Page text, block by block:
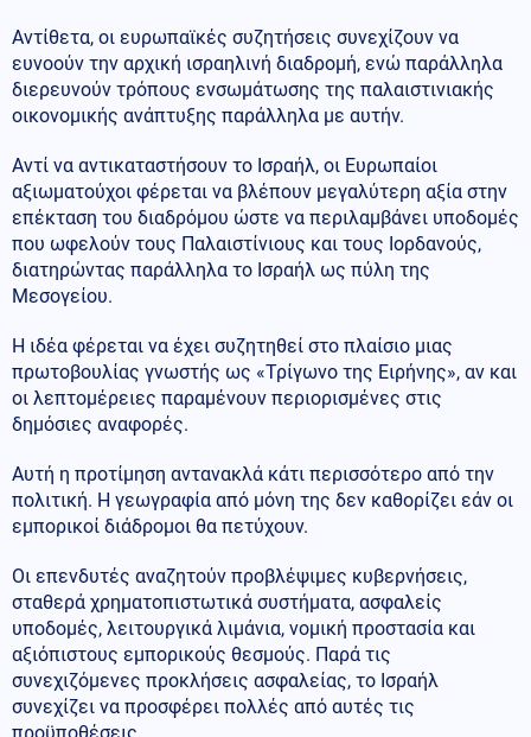
Αντίθετα, οι ευρωπαϊκές συζητήσεις συνεχίζουν να
ευνοούν την αρχική ισραηλινή διαδρομή, ενώ παράλληλα
διερευνούν τρόπους ενσωμάτωσης της παλαιστινιακής
οικονομικής ανάπτυξης παράλληλα με αυτήν.
Αντί να αντικαταστήσουν το Ισραήλ, οι Ευρωπαίοι
αξιωματούχοι φέρεται να βλέπουν μεγαλύτερη αξία στην
επέκταση του διαδρόμου ώστε να περιλαμβάνει υποδομές
που ωφελούν τους Παλαιστίνιους και τους Ιορδανούς,
διατηρώντας παράλληλα το Ισραήλ ως πύλη της
Μεσογείου.
Η ιδέα φέρεται να έχει συζητηθεί στο πλαίσιο μιας
πρωτοβουλίας γνωστής ως «Τρίγωνο της Ειρήνης», αν και
οι λεπτομέρειες παραμένουν περιορισμένες στις
δημόσιες αναφορές.
Αυτή η προτίμηση αντανακλά κάτι περισσότερο από την
πολιτική. Η γεωγραφία από μόνη της δεν καθορίζει εάν οι
εμπορικοί διάδρομοι θα πετύχουν.
Οι επενδυτές αναζητούν προβλέψιμες κυβερνήσεις,
σταθερά χρηματοπιστωτικά συστήματα, ασφαλείς
υποδομές, λειτουργικά λιμάνια, νομική προστασία και
αξιόπιστους εμπορικούς θεσμούς. Παρά τις
συνεχιζόμενες προκλήσεις ασφαλείας, το Ισραήλ
συνεχίζει να προσφέρει πολλές από αυτές τις